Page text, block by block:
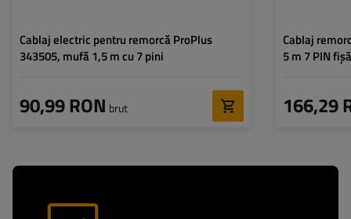
Cablaj electric pentru remorcă ProPlus
343505, mufă 1,5 m cu 7 pini
90,99 RON brut
Cablaj
5 m 7 PIN
166,29